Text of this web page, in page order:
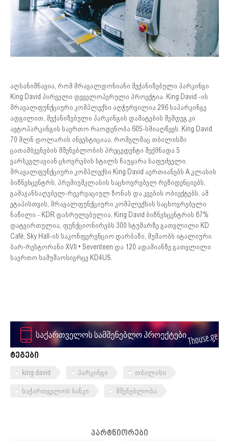
აღსანიშნავია, რომ მრავალდონიანი მექანიზებული პარკინგი
King David პირველი დეველოპერული პროექტია. King David -ის
მრავალფუნქციური კომპლექსი აღჭურვილია 296 საპარკინგე
ადგილით, მექანიზებული პარკინგის დამატების შემდეგ კი
ავტოპარკინგის საერთო რაოდენობა 605-სმიაღწევს. King David
70 მლნ დოლარის ინვესტიციაა, რომელმაც თბილისში
ცათამბჯენების მშენებლობის პრეცედენტი შექმნადა 5
ვარსკვლავიან ცხოვრების სტილს ჩაუყარა საფუძველი.
მრავალფუნქციური კომპლექსი King David აერთიანებს A კლასის
ბიზნესცენტრს, პრემიუმკლასის საცხოვრებელ რეზიდენციებს,
გამაჯანსაღებელ-რეკრეაციულ ზონას და კვების ობიექტებს. ამ
ეტაპისთვის, მრავალფუნქციური კომპლექსის საცხოვრებელი
ნაწილი - KDR დასრულებულია, King David ბიზნესცენტრის 87%
დატვირთულია, ფუნქციონირებს 300 სტუმარზე გათვლილი KD
Café, Sky Hall-ის საკონფერენციო დარბაზი, მუშაობს იტალიური
ბარ-რესტორანი XVII • Seventeen და 120 ადამიანზე გათვლილი
საერთო სამუშაოსივრცე KD4US.
ტეგები
king david პარკინგი თბილისი
საქართველოს ბანკი მშენებლობა
პარტნიორები